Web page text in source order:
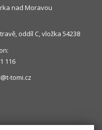
nad Moravou
oddíl C, vložka 54238
116
tomi.cz